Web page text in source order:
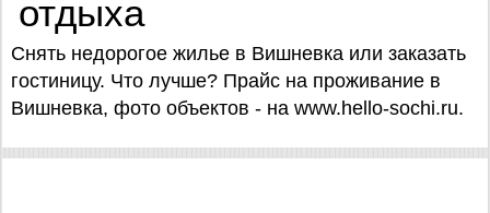
отдыха
Снять недорогое жилье в Вишневка или заказать
гостиницу. Что лучше? Прайс на проживание в
Вишневка, фото объектов - на www.hello-sochi.ru.